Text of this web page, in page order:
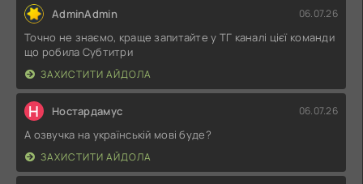
AdminAdmin 06.07.26
Точно не знаємо, краще запитайте у ТГ каналі цієї команди
що робила Субтитри
ЗАХИСТИТИ АЙДОЛА
Н Ностардамус 06.07.26
А озвучка на українській мові буде?
ЗАХИСТИТИ АЙДОЛА